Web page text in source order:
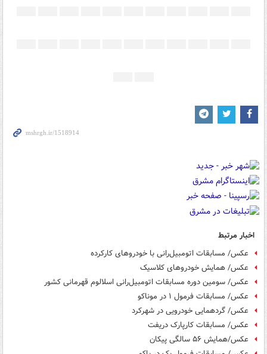
اخبار مرتبط
عکس/ مسابقات اتومبیل‌رانی با خودروهای کارکرده
عکس/ همایش خودروهای کلاسیک
عکس/ سومین دوره مسابقات اتومبیل‌رانی اسلالوم قهرمانی کشور
عکس/ مسابقات فرمول ۱ در موناکو
عکس/ گردهمایی خودرویی در شهرکرد
عکس/ مسابقات کارپارک دریفت
عکس/همایش ۵۶ سالگی پیکان